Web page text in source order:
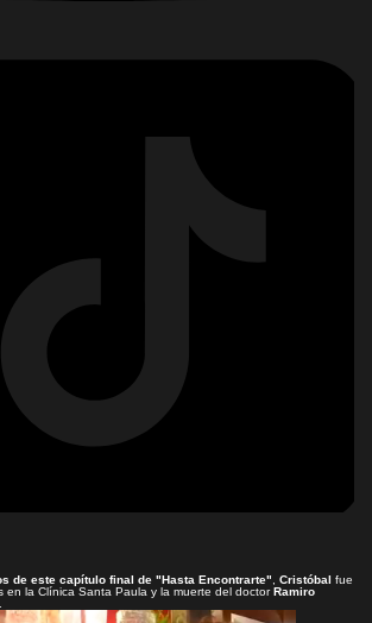
de este capítulo final de "Hasta Encontrarte" Cristóbal fue
en la Clínica Santa Paula y la muerte del doctorRamiro